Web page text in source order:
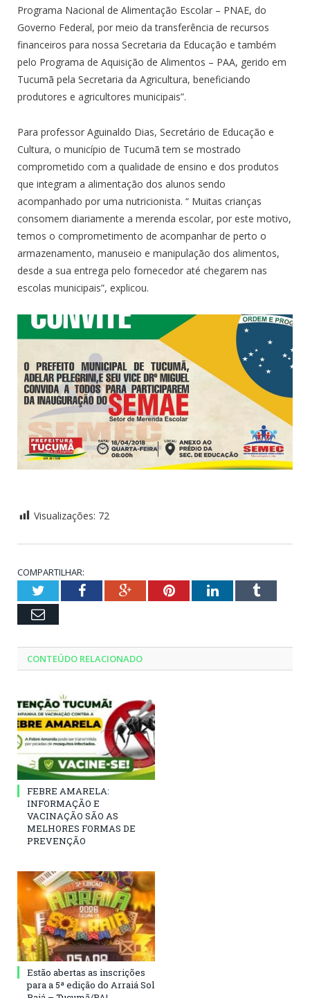
Programa Nacional de Alimentação Escolar – PNAE, do
Governo Federal, por meio da transferência de recursos
financeiros para nossa Secretaria da Educação e também
pelo Programa de Aquisição de Alimentos – PAA, gerido em
Tucumã pela Secretaria da Agricultura, beneficiando
produtores e agricultores municipais”.
Para professor Aguinaldo Dias, Secretário de Educação e
Cultura, o município de Tucumã tem se mostrado
comprometido com a qualidade de ensino e dos produtos
que integram a alimentação dos alunos sendo
acompanhado por uma nutricionista. “ Muitas crianças
consomem diariamente a merenda escolar, por este motivo,
temos o comprometimento de acompanhar de perto o
armazenamento, manuseio e manipulação dos alimentos,
desde a sua entrega pelo fornecedor até chegarem nas
escolas municipais”, explicou.
Visualizações: 72
COMPARTILHAR:
TwitterFacebookGoogle+PinterestLinkedInTumblr
Email
CONTEÚDO RELACIONADO
FEBRE AMARELA:
INFORMAÇÃO E
VACINAÇÃO SÃO AS
MELHORES FORMAS DE
PREVENÇÃO
Estão abertas as inscrições
para a 5ª edição do Arraiá Sol